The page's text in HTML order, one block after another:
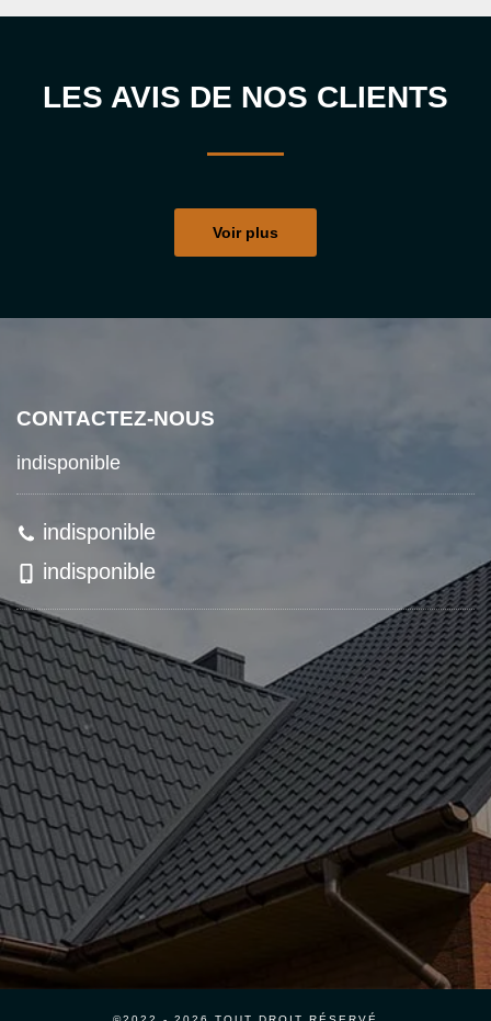
LES AVIS DE NOS CLIENTS
Voir plus
CONTACTEZ-NOUS
indisponible
indisponible
indisponible